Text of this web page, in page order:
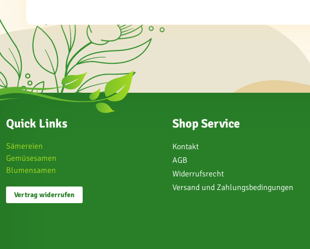
Quick Links
Sämereien
Gemüsesamen
Blumensamen
Vertrag widerrufen
Shop Service
Kontakt
AGB
Widerrufsrecht
Versand und Zahlungsbedingungen